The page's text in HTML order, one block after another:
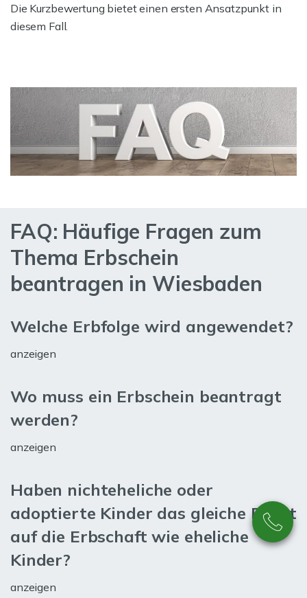
Die Kurzbewertung bietet einen ersten Ansatzpunkt in
diesem Fall.
FAQ: Häufige Fragen zum
Thema Erbschein
beantragen in Wiesbaden
Welche Erbfolge wird angewendet?
anzeigen
Wo muss ein Erbschein beantragt
werden?
anzeigen
Haben nichteheliche oder
adoptierte Kinder das gleiche Recht
auf die Erbschaft wie eheliche
Kinder?
anzeigen